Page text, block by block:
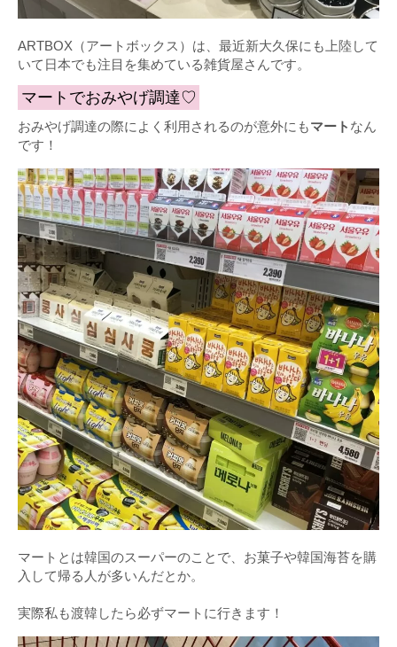
ARTBOX（アートボックス）は、最近新大久保にも上陸して
いて日本でも注目を集めている雑貨屋さんです。
マートでおみやげ調達♡
おみやげ調達の際によく利用されるのが意外にもマート なん
です！
マートとは韓国のスーパーのことで、お菓子や韓国海苔を購
入して帰る人が多いんだとか。
実際私も渡韓したら必ずマートに行きます！